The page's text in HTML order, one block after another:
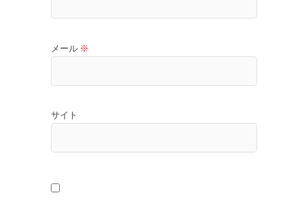
メール ※
サイト